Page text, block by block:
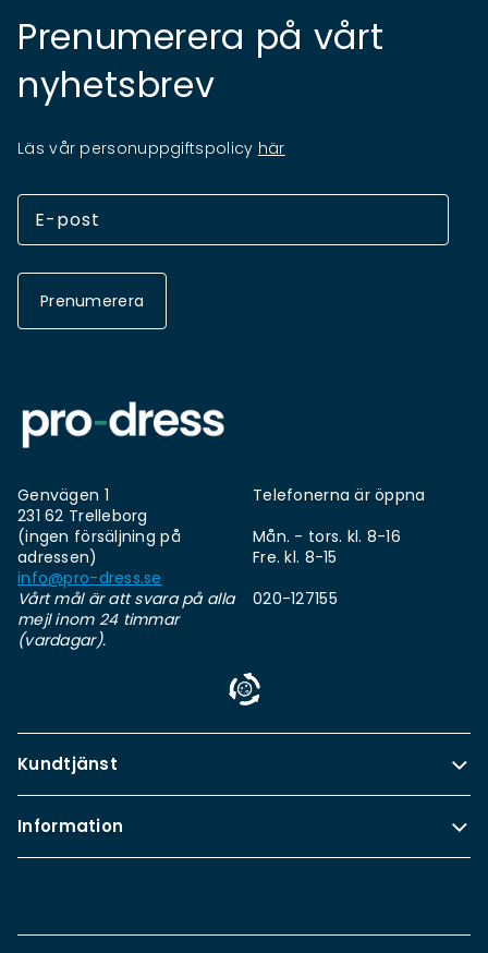
Prenumerera på vårt
nyhetsbrev
Läs vår personuppgiftspolicy här
Prenumerera
Genvägen 1
231 62 Trelleborg
(ingen försäljning på
adressen)
info@pro-dress.se
Vårt mål är att svara på alla
mejl inom 24 timmar
(vardagar).
Telefonerna är öppna
Mån. - tors. kl. 8-16
Fre. kl. 8-15
020-127155
Kundtjänst
Information